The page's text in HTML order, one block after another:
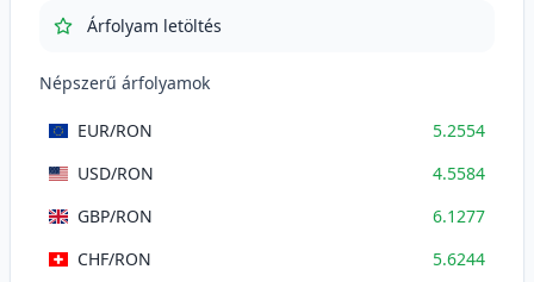
Árfolyam letöltés
Népszerű árfolyamok
EUR/RON
5.2554
USD/RON
4.5584
GBP/RON
6.1277
CHF/RON 5.6244